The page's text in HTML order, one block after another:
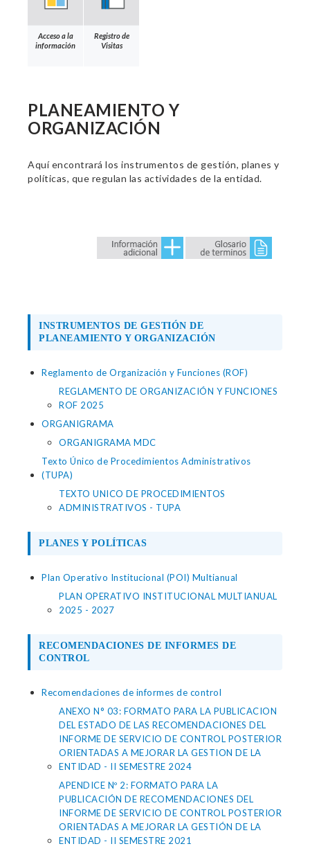
Acceso a la
información
Registro de
Visitas
PLANEAMIENTO Y
ORGANIZACIÓN
Aquí encontrará los instrumentos de gestión, planes y
políticas, que regulan las actividades de la entidad.
INSTRUMENTOS DE GESTIÓN DE
PLANEAMIENTO Y ORGANIZACIÓN
Reglamento de Organización y Funciones (ROF)
REGLAMENTO DE ORGANIZACIÓN Y FUNCIONES
ROF 2025
ORGANIGRAMA
ORGANIGRAMA MDC
Texto Único de Procedimientos Administrativos
(TUPA)
TEXTO UNICO DE PROCEDIMIENTOS
ADMINISTRATIVOS - TUPA
PLANES Y POLÍTICAS
Plan Operativo Institucional (POI) Multianual
PLAN OPERATIVO INSTITUCIONAL MULTIANUAL
2025 - 2027
RECOMENDACIONES DE INFORMES DE
CONTROL
Recomendaciones de informes de control
ANEXO N° 03: FORMATO PARA LA PUBLICACION
DEL ESTADO DE LAS RECOMENDACIONES DEL
INFORME DE SERVICIO DE CONTROL POSTERIOR
ORIENTADAS A MEJORAR LA GESTION DE LA
ENTIDAD - II SEMESTRE 2024
APENDICE Nº 2: FORMATO PARA LA
PUBLICACIÓN DE RECOMENDACIONES DEL
INFORME DE SERVICIO DE CONTROL POSTERIOR
ORIENTADAS A MEJORAR LA GESTIÓN DE LA
ENTIDAD - II SEMESTRE 2021